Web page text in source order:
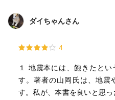
ありました。
以下、引用です。
ダイちゃんさん
4
１ 地震本には、飽きたと
す。著者の山岡氏は、地震
す。私が、本書を良いと思